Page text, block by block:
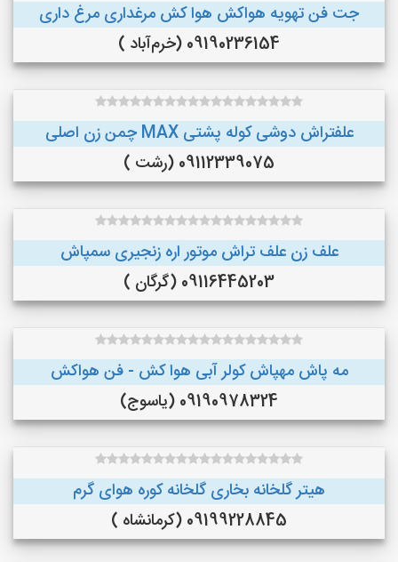
جت فن تهویه هواکش هوا کش مرغداری مرغ داری
09190236154 (خرم‌آباد )
علفتراش دوشی کوله پشتی MAX چمن زن اصلی
09112339075 (رشت )
علف زن علف تراش موتور اره زنجیری سمپاش
09116445203 (گرگان )
مه پاش مهپاش کولر آبی هوا کش - فن هواکش
09190978324 (یاسوج)
هیتر گلخانه بخاری گلخانه کوره هوای گرم
09199228845 (کرمانشاه )